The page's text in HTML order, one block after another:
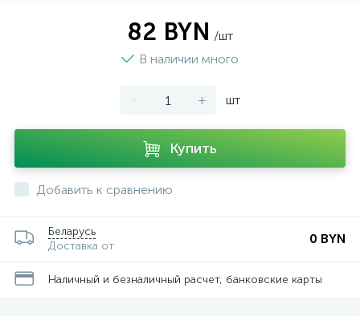
82 BYN /шт
В наличии много
- + шт
Купить
Добавить к сравнению
Беларусь
Доставка от
0 BYN
Наличный и безналичный расчет, банковские карты